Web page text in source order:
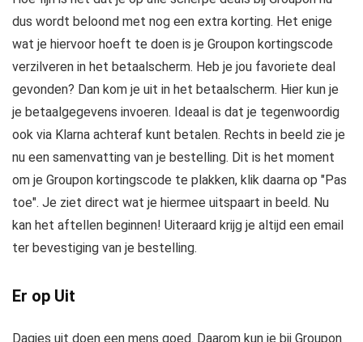
dus wordt beloond met nog een extra korting. Het enige
wat je hiervoor hoeft te doen is je Groupon kortingscode
verzilveren in het betaalscherm. Heb je jou favoriete deal
gevonden? Dan kom je uit in het betaalscherm. Hier kun je
je betaalgegevens invoeren. Ideaal is dat je tegenwoordig
ook via Klarna achteraf kunt betalen. Rechts in beeld zie je
nu een samenvatting van je bestelling. Dit is het moment
om je Groupon kortingscode te plakken, klik daarna op "Pas
toe". Je ziet direct wat je hiermee uitspaart in beeld. Nu
kan het aftellen beginnen! Uiteraard krijg je altijd een email
ter bevestiging van je bestelling.
Er op Uit
Dagjes uit doen een mens goed. Daarom kun je bij Groupon